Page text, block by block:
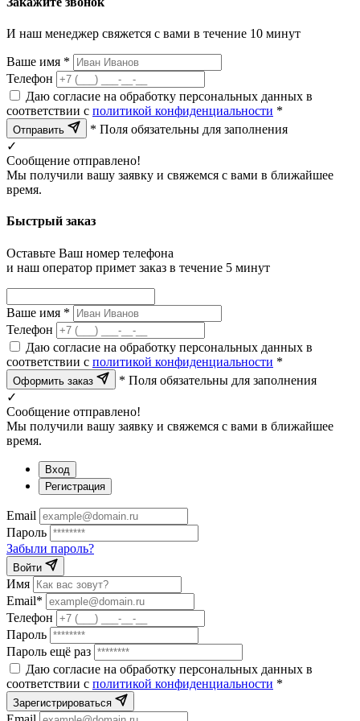
И наш менеджер свяжется с вами в течение 10 минут
Ваше имя *
Телефон
Даю согласие на обработку персональных данных в
соответствии с политикой конфиденциальности *
Отправить
* Поля обязательны для заполнения
✓
Сообщение отправлено!
Мы получили вашу заявку и свяжемся с вами в ближайшее
время.
Быстрый заказ
Оставьте Ваш номер телефона
и наш оператор примет заказ в течение 5 минут
Ваше имя *
Телефон
Даю согласие на обработку персональных данных в
соответствии с политикой конфиденциальности *
Оформить заказ
* Поля обязательны для заполнения
✓
Сообщение отправлено!
Мы получили вашу заявку и свяжемся с вами в ближайшее
время.
Вход
Регистрация
Email
Пароль
Забыли пароль?
Войти
Имя
Email*
Телефон
Пароль
Пароль ещё раз
Даю согласие на обработку персональных данных в
соответствии с политикой конфиденциальности *
Зарегистрироваться